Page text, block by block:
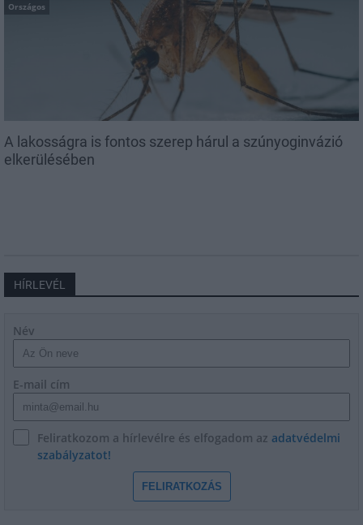
Országos
A lakosságra is fontos szerep hárul a szúnyoginvázió
elkerülésében
HÍRLEVÉL
Név
E-mail cím
Feliratkozom a hírlevélre és elfogadom az adatvédelmi
szabályzatot!
FELIRATKOZÁS